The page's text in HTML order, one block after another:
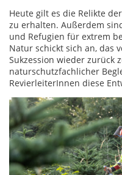
Heute gilt es die Relikte
zu erhalten. Außerdem
und Refugien für extrem
Natur schickt sich an, das
Sukzession wieder zurück
naturschutzfachlicher
RevierleiterInnen diese